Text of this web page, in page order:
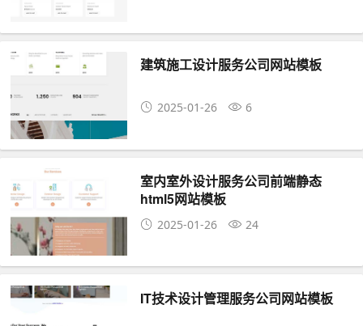
建筑施工设计服务公司网站模板
2025-01-26 6
室内室外设计服务公司前端静态
html5网站模板
2025-01-26 24
IT技术设计管理服务公司网站模板